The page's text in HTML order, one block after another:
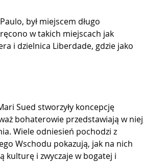
był miejscem długo
w takich miejscach jak
i dzielnica Liberdade, gdzie jako
Sued stworzyły koncepcję
bohaterowie przedstawiają w niej
Wiele odniesień pochodzi z
Wschodu pokazują, jak na nich
kulturę i zwyczaje w bogatej i